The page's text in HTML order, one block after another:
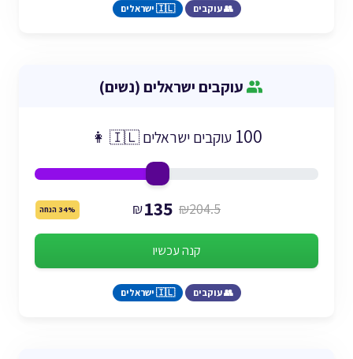
👥 עוקבים 🇮🇱 ישראלים
עוקבים ישראלים (נשים)
100 עוקבים ישראלים 🇮🇱 👩
₪135 ₪204.5 34% הנחה
קנה עכשיו
👥 עוקבים 🇮🇱 ישראלים